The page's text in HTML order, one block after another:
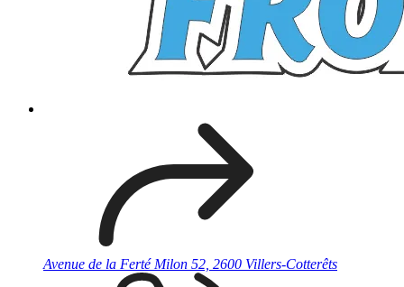
Avenue de la Ferté Milon 52, 2600 Villers-Cotterêts